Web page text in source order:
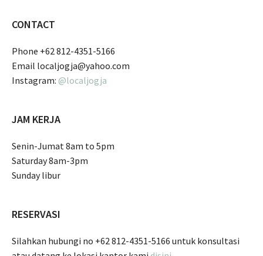
CONTACT
Phone +62 812-4351-5166
Email localjogja@yahoo.com
Instagram: @localjogja
JAM KERJA
Senin-Jumat 8am to 5pm
Saturday 8am-3pm
Sunday libur
RESERVASI
Silahkan hubungi no +62 812-4351-5166 untuk konsultasi